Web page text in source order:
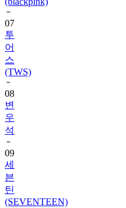
07
투
어
스
(TWS)
08
변
우
석
09
세
븐
틴
(SEVENTEEN)